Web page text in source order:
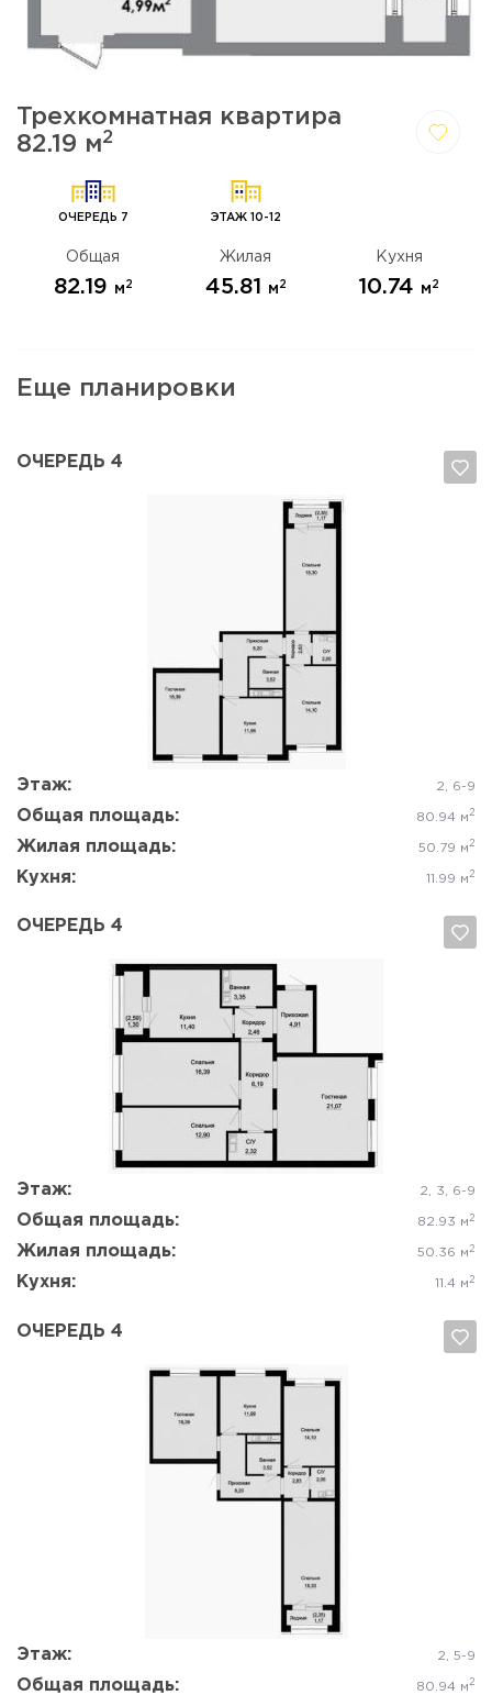
Трехкомнатная квартира
82.19 м2
ОЧЕРЕДЬ 7 ЭТАЖ 10-12
Общая
82.19 м 2
Жилая
45.81 м 2
Кухня
10.74 м 2
Еще планировки
ОЧЕРЕДЬ 4
Этаж: 2, 6-9
Общая площадь: 80.94 м 2
Жилая площадь: 50.79 м 2
Кухня: 11.99 м 2
Да, удалить Отмена
ОЧЕРЕДЬ 4
Этаж: 2, 3, 6-9
Общая площадь: 82.93 м 2
Жилая площадь: 50.36 м 2
Кухня: 11.4 м 2
ОЧЕРЕДЬ 4
Этаж: 2, 5-9
Общая площадь: 80.94 м 2